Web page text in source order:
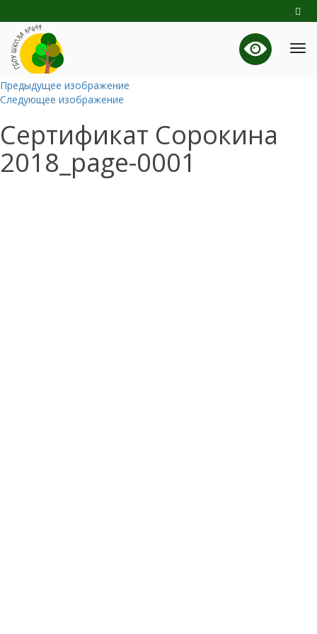
Предыдущее изображение
Следующее изображение
Сертификат Сорокина
2018_page-0001